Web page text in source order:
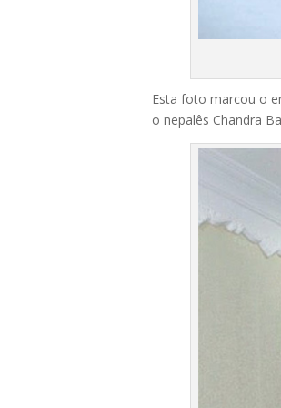
Esta foto marcou o
o nepalês Chandra